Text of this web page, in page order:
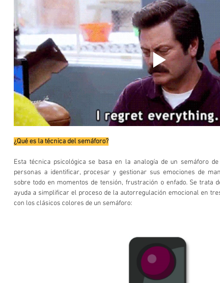
¿Qué es la técnica del semáforo?
Esta técnica psicológica se basa en la analogía de un semáforo
personas a identificar, procesar y gestionar sus emociones de
sobre todo en momentos de tensión, frustración o enfado. Se trata
ayuda a simplificar el proceso de la autorregulación emocional en
con los clásicos colores de un semáforo: